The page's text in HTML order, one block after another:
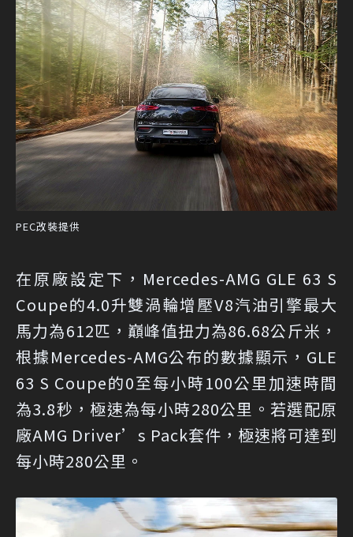
PEC改裝提供
在原廠設定下，Mercedes-AMG GLE 63 S
Coupe的4.0升雙渦輪增壓V8汽油引擎最大
馬力為612匹，巔峰值扭力為86.68公斤米，
根據Mercedes-AMG公布的數據顯示，GLE
63 S Coupe的0至每小時100公里加速時間
為3.8秒，極速為每小時280公里。若選配原
廠AMG Driver’s Pack套件，極速將可達到
每小時280公里。